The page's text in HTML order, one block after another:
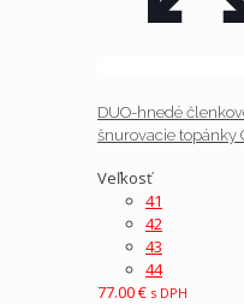
DUO-hnedé
šnurovacie topánky
Veľkosť
41
42
43
44
77.00€ s DPH